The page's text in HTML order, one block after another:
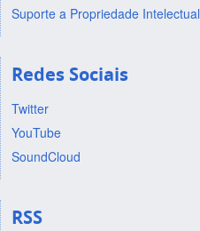
Suporte a Propriedade Intelectual
Redes Sociais
Twitter
YouTube
SoundCloud
RSS